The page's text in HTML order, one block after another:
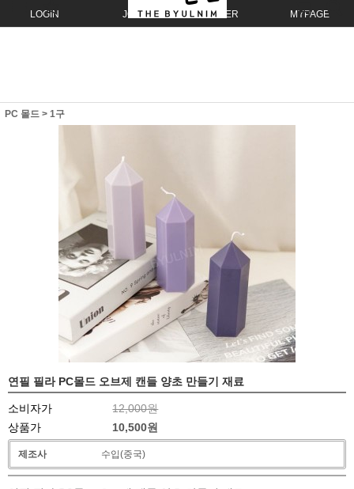
LOGIN JOIN ORDER MYPAGE
PC 몰드 > 1구
연필 필라 PC몰드 오브제 캔들 양초 만들기 재료
소비자가
12,000원
상품가
10,500원
제조사 수입(중국)